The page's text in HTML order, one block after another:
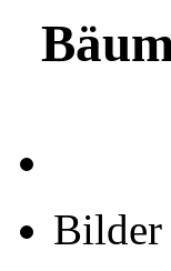
Bilder